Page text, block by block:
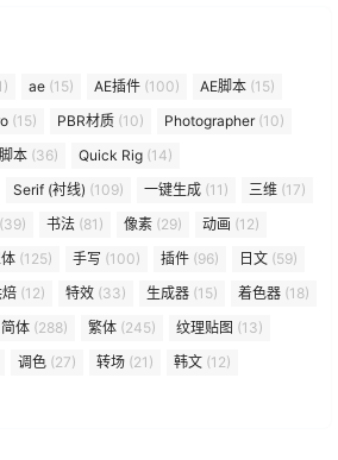
ae (15) AE插件 (100) AE脚本 (15)
(15) PBR材质 (10) Photographer(10)
本 (36) Quick Rig (14)
Serif (衬线) (109) 一键生成 (11) 三维 (17)
(39) 书法 (81) 像素 (29) 动画 (12)
(125) 手写 (100) 插件 (96) 日文 (59)
(12) 特效 (33) 生成器 (15) 着色器 (18)
简体 (288) 繁体 (245) 纹理贴图 (13)
调色 (27) 转场 (21) 韩文 (12)